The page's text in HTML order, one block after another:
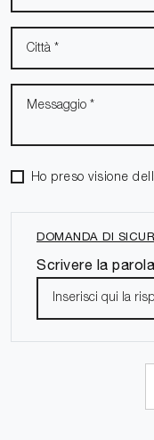
Ho preso visione
DOMANDA DI
Scrivere la